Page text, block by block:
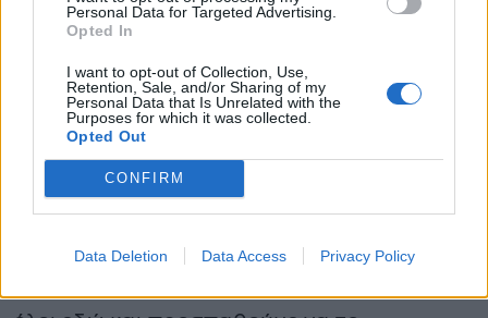
Personal Data for Targeted Advertising.
Opted In
I want to opt-out of Collection, Use,
Retention, Sale, and/or Sharing of my
Personal Data that Is Unrelated with the
Purposes for which it was collected.
Opted Out
CONFIRM
Data Deletion Data Access Privacy Policy
«Προτεραιότητα στα μη περιπατητικά
άτομα»
Ο Υφυπουργός Μακεδονίας – Θράκης,
Κώστας Γκιουλέκας, μιλώντας στην ΕΡΤ
πρόσθεσε: «Το Κέντρο Χρόνιων Παθήσεων,
το «Ίδρυμα Άγιος Παντελεήμονας» είναι